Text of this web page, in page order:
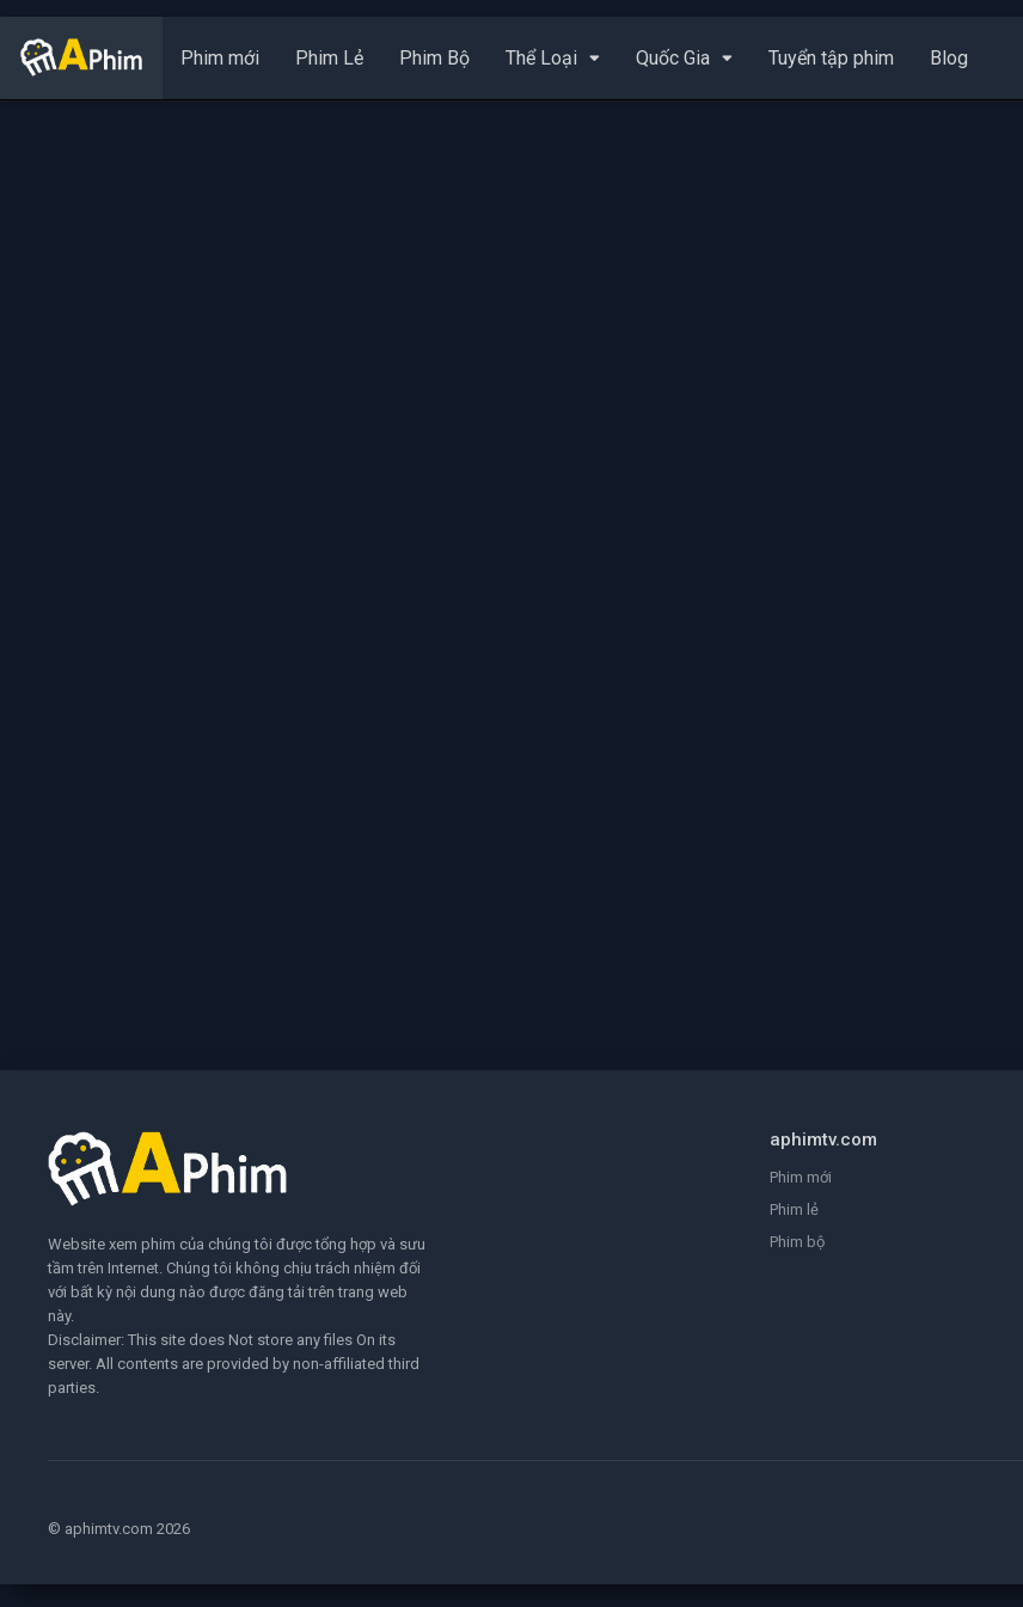
Phim mới Phim Lẻ Phim Bộ Thể Loại Quốc Gia Tuyển tập phim Blog
aphimtv.com
Phim mới
Phim lẻ
Phim bộ
Website xem phim của chúng tôi được tổng hợp và sưu
tầm trên Internet. Chúng tôi không chịu trách nhiệm đối
với bất kỳ nội dung nào được đăng tải trên trang web
này.
Disclaimer: This site does Not store any files On its
server. All contents are provided by non-affiliated third
parties.
© aphimtv.com 2026